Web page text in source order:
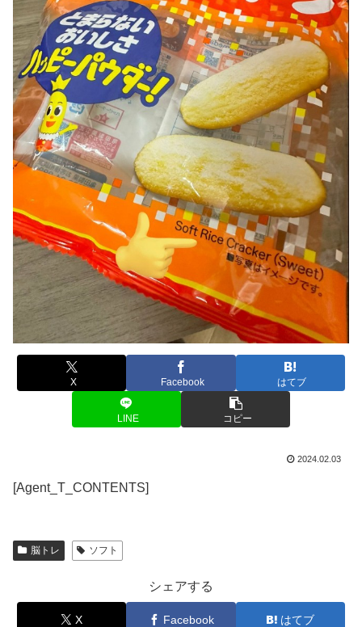
X Facebook はてブ
LINE コピー
2024.02.03
[Agent_T_CONTENTS]
脳トレ ソフト
シェアする
X Facebook はてブ